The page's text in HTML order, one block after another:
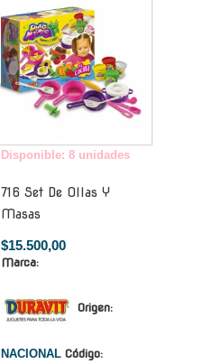
Disponible: 8 unidades
716 Set De Ollas Y
Masas
$15.500,00
Marca:
Origen:
NACIONAL Código: